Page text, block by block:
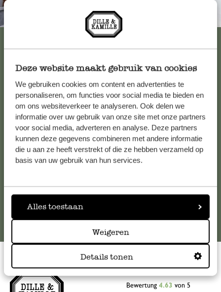
Deze website maakt gebruik van cookies
We gebruiken cookies om content en advertenties te
personaliseren, om functies voor social media te bieden en
om ons websiteverkeer te analyseren. Ook delen we
informatie over uw gebruik van onze site met onze partners
voor social media, adverteren en analyse. Deze partners
kunnen deze gegevens combineren met andere informatie
die u aan ze heeft verstrekt of die ze hebben verzameld op
basis van uw gebruik van hun services.
Alles toestaan
Weigeren
Details tonen
Immer in der Nähe
Alle 62 Geschäfte anzeigen
Kundenservice/Hilfe
Falls Sie Fragen haben oder Tipps und Hilfe brauchen, wenden
Sie sich bitte an unseren Kundenservice. Oder lesen Sie hier
die Antworten aufhäufig gestellte Fragen.
kundenservice@dille-kamille.at
Online-Kundenservice
Bewertung 4.63 von 5